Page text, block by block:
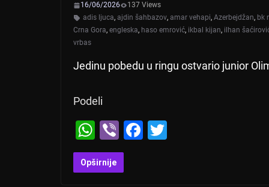
16/06/2026
137 Views
adis ljuca, ajdin šahbazov, amar vehapi, Azerbejdžan, bk
Crna Gora, engleska, haso emrović, ikbal kijan, ilhan
vrbas
Jedinu pobedu u ringu ostvario junior
Podeli
W
h
at
Vi
b
er
F
Opširnije